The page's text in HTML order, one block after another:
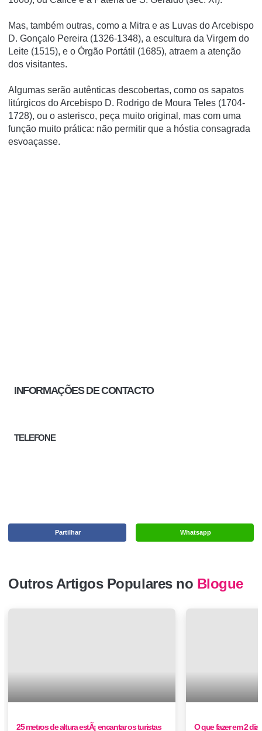
Mas, também outras, como a Mitra e as Luvas do Arcebispo
D. Gonçalo Pereira (1326-1348), a escultura da Virgem do
Leite (1515), e o Órgão Portátil (1685), atraem a atenção
dos visitantes.
Algumas serão autênticas descobertas, como os sapatos
litúrgicos do Arcebispo D. Rodrigo de Moura Teles (1704-
1728), ou o asterisco, peça muito original, mas com uma
função muito prática: não permitir que a hóstia consagrada
esvoaçasse.
INFORMAÇÕES DE CONTACTO
TELEFONE
Whatsapp
Partilhar
Outros Artigos Populares no Blogue
25 metros de altura estÃ¡ encantar os turistas
O que fazer em 2